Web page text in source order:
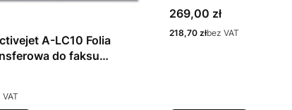
A-LC10 Folia
do faksu
StarLC10
Cena
269,00 zł
Cena
218,70 złbez VAT